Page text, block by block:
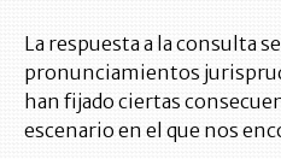
La respuesta a la consulta
pronunciamientos
han fijado ciertas
escenario en el que nos